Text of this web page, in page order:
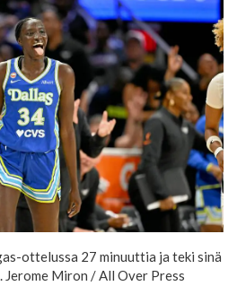
ottelussa 27 minuuttia ja teki sinä
Jerome Miron / All Over Press